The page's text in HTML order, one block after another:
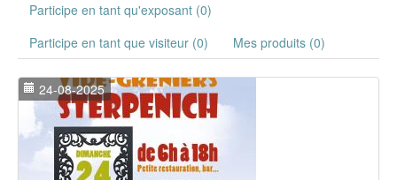
Participe en tant qu'exposant (0)
Participe en tant que visiteur (0)
Mes produits (0)
24-08-2025